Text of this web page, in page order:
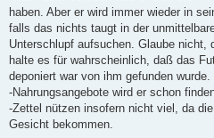
haben. Aber er wird immer wieder in
falls das nichts taugt in der
Unterschlupf aufsuchen. Glaube nicht,
halte es für wahrscheinlich, daß das
deponiert war von ihm gefunden wurde.
-Nahrungsangebote wird er schon
-Zettel nützen insofern nicht viel, da
Gesicht bekommen.